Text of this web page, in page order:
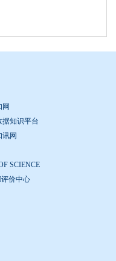
网
据知识平台
讯网
SCIENCE
评价中心